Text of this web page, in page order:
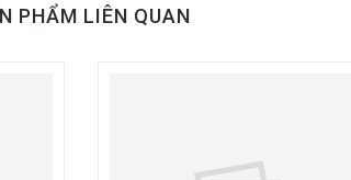
PHẨM LIÊN QUAN